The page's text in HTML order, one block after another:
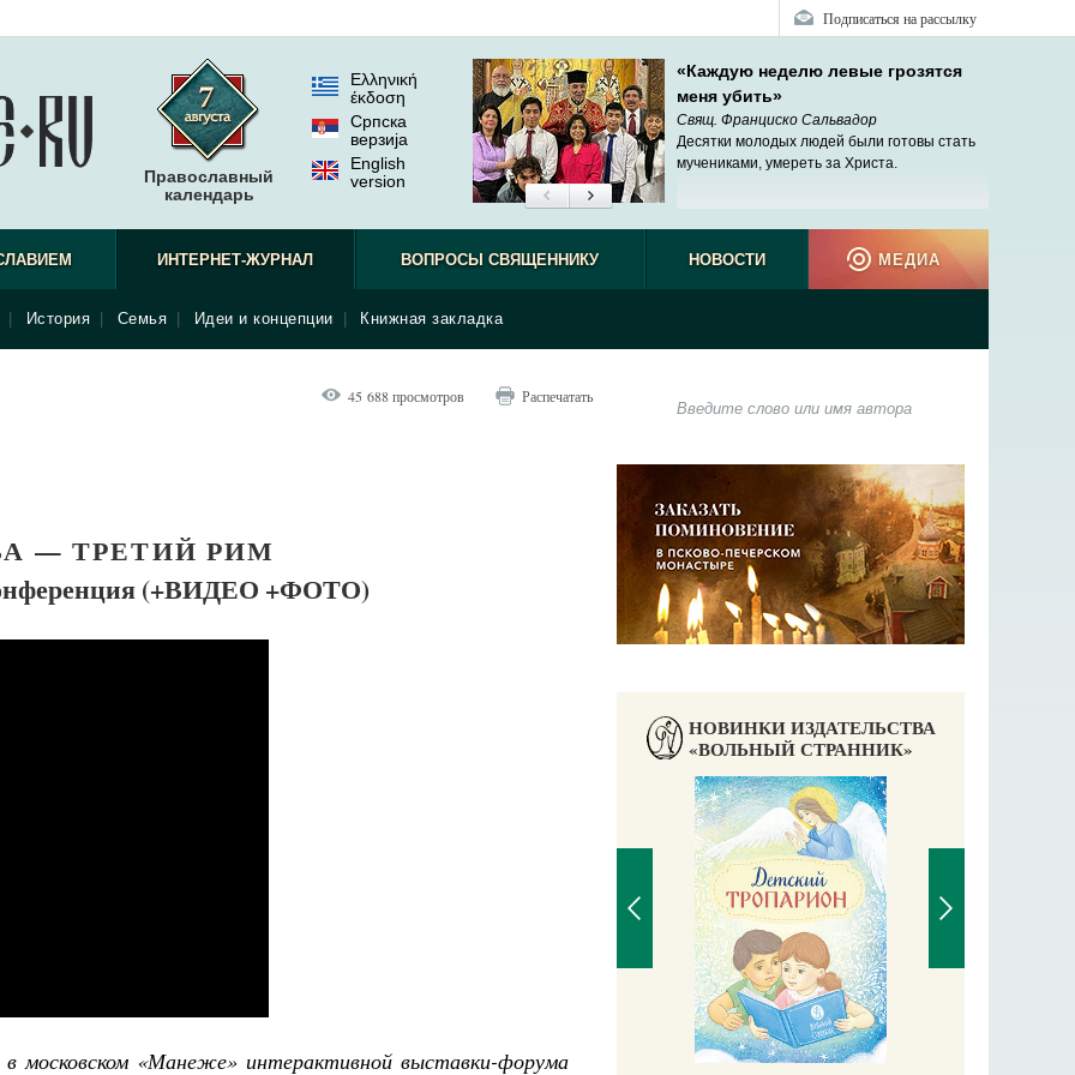
Подписаться на рассылку
Православный
календарь
Ελληνική
έκδοση
Српска
верзиjа
English
version
«Каждую неделю левые грозятся
меня убить»
Свящ. Франциско Сальвадор
Десятки молодых людей были готовы стать
мучениками, умереть за Христа.
ИНТЕРНЕТ-ЖУРНАЛ
История Семья Идеи и концепции Книжная закладка
ВОПРОСЫ СВЯЩЕННИКУ НОВОСТИ МЕДИА
45 688 просмотров Распечатать
— ТРЕТИЙ РИМ
(+ВИДЕО +ФОТО)
московском «Манеже» интерактивной выставки-форума
НОВИНКИ ИЗДАТЕЛЬСТВА
«ВОЛЬНЫЙ СТРАННИК»